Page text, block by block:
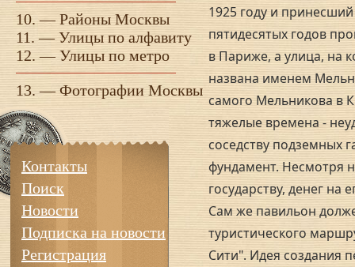
10. —Районы Москвы
11. —Улицы по алфавиту
12. —Улицы по метро
13. —Фотографии Москвы
Контакты
Поиск
Новости
Подписка на новости
Регистрация
1925 году и
пятидесятых годов
в Париже, а улица, на
названа именем
самого Мельникова в
тяжелые времена -
соседству подземных
фундамент. Несмотря
государству, денег на
Сам же павильон
туристического
Сити". Идея создания